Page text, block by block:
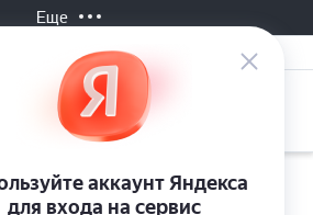
Еще
Все матчи